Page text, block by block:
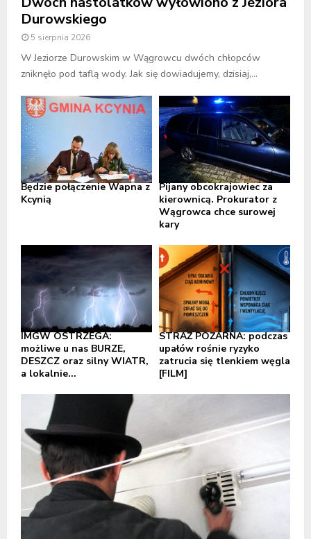
Durowskiego
5 sierpnia 2026
W Jeziorze Durowskim w Wągrowcu dwóch chłopców
zniknęło pod taflą wody. Jak się dowiadujemy, dzisiaj,...
Będzie połączenie Wapna z
Kcynią
Pijany obcokrajowiec za
kierownicą. Prokurator z
Wągrowca chce surowej
kary
IMGW OSTRZEGA:
możliwe u nas BURZE,
DESZCZ oraz silny WIATR,
a lokalnie...
STRAŻ POŻARNA: podczas
upałów rośnie ryzyko
zatrucia się tlenkiem węgla
[FILM]